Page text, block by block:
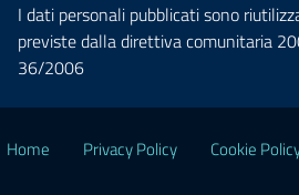
I dati personali pubblicati sono
previste dalla direttiva comunitaria
36/2006
Home Privacy Policy Cookie